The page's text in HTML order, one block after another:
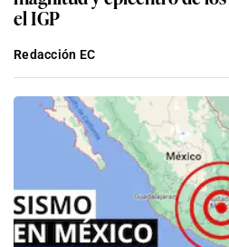
el IGP
Redacción EC